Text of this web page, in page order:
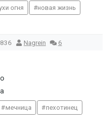
огня новая жизнь
Nagrein 6
мечница пехотинец